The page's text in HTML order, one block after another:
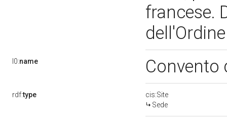
francese.
l0:name Convento
rdf:type
cis:Site
Sede